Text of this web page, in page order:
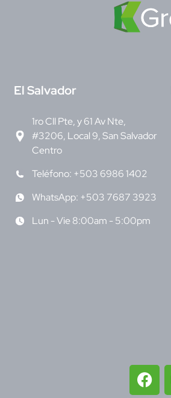
El Salvador
1ro Cll Pte, y 61 Av Nte,
#3206, Local 9, San Salvador
Centro
Teléfono: +503 6986 1402
WhatsApp: +503 7687 3923
Lun - Vie 8:00am - 5:00pm